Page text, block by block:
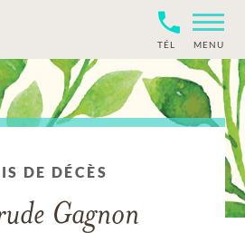
TÉL MENU
DE DÉCÈS
Gagnon